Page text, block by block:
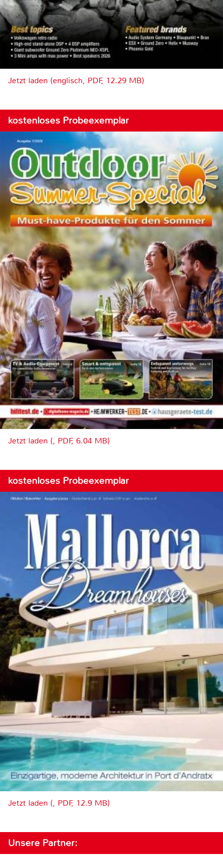
Jetzt laden (englisch, PDF, 12.29 MB)
kostenloses Probeexemplar
Jetzt laden (, PDF, 6.04 MB)
kostenloses Probeexemplar
Jetzt laden (, PDF, 12.9 MB)
Unsere Partner: